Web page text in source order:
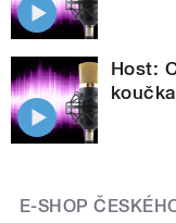
Host:
koučka
E-SHOP